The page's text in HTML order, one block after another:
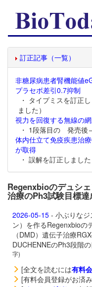
訂正記事（一覧）
非糖尿病患者腎機能値
プラセボ差引0.7抑制
・ タイプミスを訂正
ました）
視力を回復する無線の
・ 1段落目の 発売後
体内仕立て免疫疾患治
が取得
・ 誤解を訂正しまし
Regenxbioのデュシ
治療のPh3試験目標達
2026-05-15 - 小ぶりなジ
ン）を作るRegenxbioの
（DMD）遺伝子治療
DUCHENNEのPh3段階
字)
[全文を読むには有料
[有料会員登録がお済